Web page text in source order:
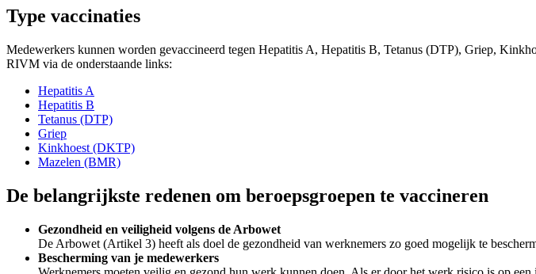
Type vaccinaties
Medewerkers kunnen worden gevaccineerd tegen Hepatitis A, Hepatitis B, Tetanus (DTP), Griep,
RIVM via de onderstaande links:
Hepatitis A
Hepatitis B
Tetanus (DTP)
Griep
Kinkhoest (DKTP)
Mazelen (BMR)
De belangrijkste redenen om beroepsgroepen te vaccineren
Gezondheid en veiligheid volgens de Arbowet
De Arbowet (Artikel 3) heeft als doel de gezondheid van werknemers zo goed mogelijk te
Bescherming van je medewerkers